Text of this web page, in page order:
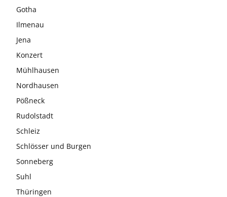
Gotha
Ilmenau
Jena
Konzert
Mühlhausen
Nordhausen
Pößneck
Rudolstadt
Schleiz
Schlösser und Burgen
Sonneberg
Suhl
Thüringen